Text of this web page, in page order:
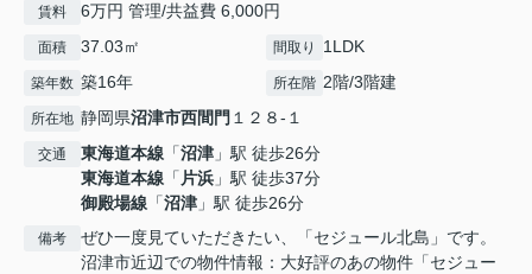
賃料 6万円 管理/共益費 6,000円
面積 37.03㎡ 間取り 1LDK
築年数 築16年 所在階 2階/3階建
所在地 静岡県沼津市西間門 １２８-１
交通 東海道本線 「沼津 」駅 徒歩26分
東海道本線 「片浜 」駅 徒歩37分
御殿場線 「沼津 」駅 徒歩26分
備考
ぜひ一度見ていただきたい、「セジュール北島」です。
沼津市近辺での物件情報：大好評のあの物件「セジュー